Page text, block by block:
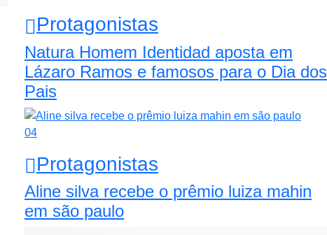
Protagonistas
Natura Homem Identidad aposta em
Lázaro Ramos e famosos para o Dia dos
Pais
04
Protagonistas
Aline silva recebe o prêmio luiza mahin
em são paulo